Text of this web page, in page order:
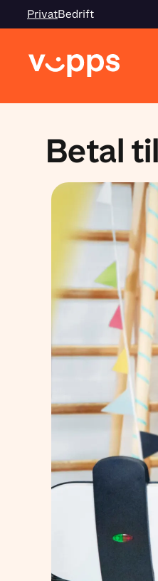
PrivatBedrift
Betal